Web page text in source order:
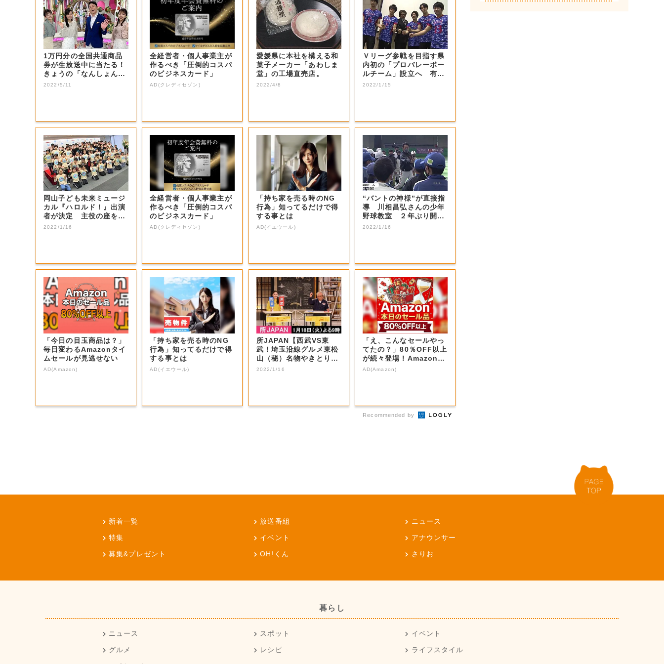
1万円分の全国共通商品
券が生放送中に当たる！
きょうの「なんしょん？
生電話クイズ」...
2022/5/11
全経営者・個人事業主が
作るべき「圧倒的コスパ
のビジネスカード」
AD(クレディセゾン)
愛媛県に本社を構える和
菓子メーカー「あわしま
堂」の工場直売店。
2022/4/8
Ｖリーグ参戦を目指す県
内初の「プロバレーボー
ルチーム」設立へ 有望
選手などの受け...
2022/1/15
岡山子ども未来ミュージ
カル『ハロルド！』出演
者が決定 主役の座を射
止めた感想は…...
2022/1/16
全経営者・個人事業主が
作るべき「圧倒的コスパ
のビジネスカード」
AD(クレディセゾン)
「持ち家を売る時のNG
行為」知ってるだけで得
する事とは
AD(イエウール)
“バントの神様”が直接指
導 川相昌弘さんの少年
野球教室 ２年ぶり開催
【岡山・岡山...
2022/1/16
「今日の目玉商品は？」
毎日変わるAmazonタイ
ムセールが見逃せない
AD(Amazon)
「持ち家を売る時のNG
行為」知ってるだけで得
する事とは
AD(イエウール)
所JAPAN【西武VS東
武！埼玉沿線グルメ東松
山（秘）名物やきとり＆
秩父ホルモン...
2022/1/16
「え、こんなセールやっ
てたの？」80％OFF以上
が続々登場！Amazonの
本気が...
AD(Amazon)
Recommended by
新着一覧 放送番組 ニュース
特集 イベント アナウンサー
募集&プレゼント OH!くん さりお
暮らし
ニュース スポット イベント
グルメ レシピ ライフスタイル